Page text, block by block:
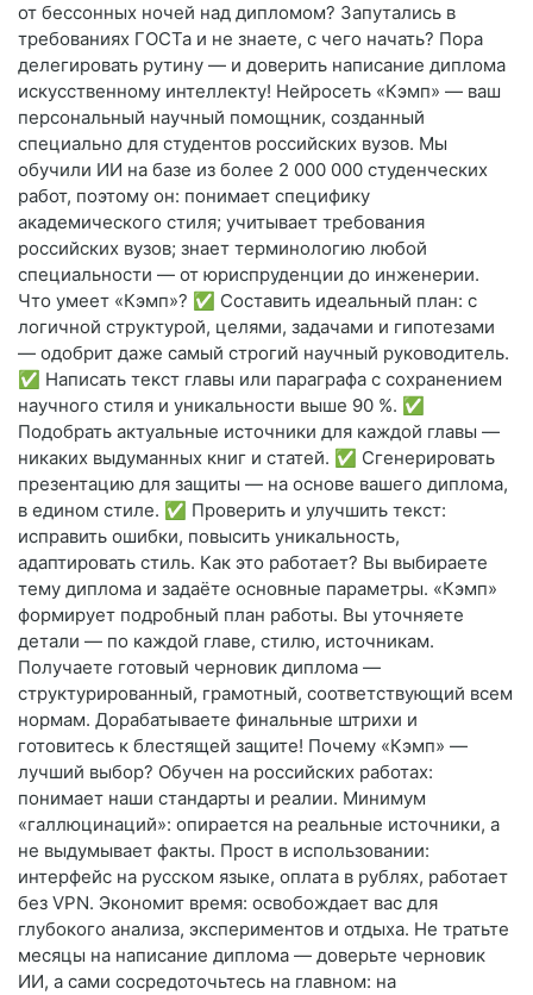
от бессонных ночей над дипломом? Запутались в
требованиях ГОСТа и не знаете, с чего начать? Пора
делегировать рутину — и доверить написание диплома
искусственному интеллекту! Нейросеть «Кэмп» — ваш
персональный научный помощник, созданный
специально для студентов российских вузов. Мы
обучили ИИ на базе из более 2 000 000 студенческих
работ, поэтому он: понимает специфику
академического стиля; учитывает требования
российских вузов; знает терминологию любой
специальности — от юриспруденции до инженерии.
Что умеет «Кэмп»? ✅ Составить идеальный план: с
логичной структурой, целями, задачами и гипотезами
— одобрит даже самый строгий научный руководитель.
✅ Написать текст главы или параграфа с сохранением
научного стиля и уникальности выше 90 %. ✅
Подобрать актуальные источники для каждой главы —
никаких выдуманных книг и статей. ✅ Сгенерировать
презентацию для защиты — на основе вашего диплома,
в едином стиле. ✅ Проверить и улучшить текст:
исправить ошибки, повысить уникальность,
адаптировать стиль. Как это работает? Вы выбираете
тему диплома и задаёте основные параметры. «Кэмп»
формирует подробный план работы. Вы уточняете
детали — по каждой главе, стилю, источникам.
Получаете готовый черновик диплома —
структурированный, грамотный, соответствующий всем
нормам. Дорабатываете финальные штрихи и
готовитесь к блестящей защите! Почему «Кэмп» —
лучший выбор? Обучен на российских работах:
понимает наши стандарты и реалии. Минимум
«галлюцинаций»: опирается на реальные источники, а
не выдумывает факты. Прост в использовании:
интерфейс на русском языке, оплата в рублях, работает
без VPN. Экономит время: освобождает вас для
глубокого анализа, экспериментов и отдыха. Не тратьте
месяцы на написание диплома — доверьте черновик
ИИ, а сами сосредоточьтесь на главном: на